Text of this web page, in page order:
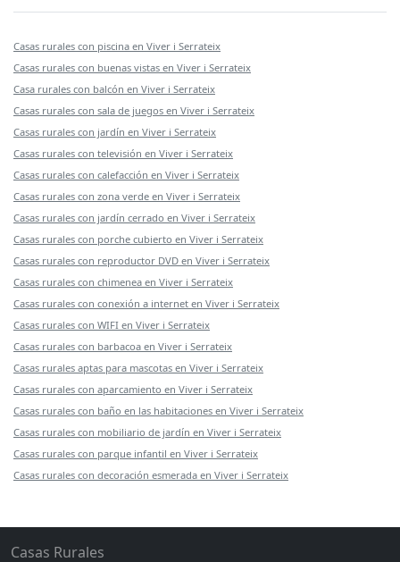
Casas rurales con piscina en Viver i Serrateix
Casas rurales con buenas vistas en Viver i Serrateix
Casa rurales con balcón en Viver i Serrateix
Casas rurales con sala de juegos en Viver i Serrateix
Casas rurales con jardín en Viver i Serrateix
Casas rurales con televisión en Viver i Serrateix
Casas rurales con calefacción en Viver i Serrateix
Casas rurales con zona verde en Viver i Serrateix
Casas rurales con jardín cerrado en Viver i Serrateix
Casas rurales con porche cubierto en Viver i Serrateix
Casas rurales con reproductor DVD en Viver i Serrateix
Casas rurales con chimenea en Viver i Serrateix
Casas rurales con conexión a internet en Viver i Serrateix
Casas rurales con WIFI en Viver i Serrateix
Casas rurales con barbacoa en Viver i Serrateix
Casas rurales aptas para mascotas en Viver i Serrateix
Casas rurales con aparcamiento en Viver i Serrateix
Casas rurales con baño en las habitaciones en Viver i Serrateix
Casas rurales con mobiliario de jardín en Viver i Serrateix
Casas rurales con parque infantil en Viver i Serrateix
Casas rurales con decoración esmerada en Viver i Serrateix
Casas Rurales